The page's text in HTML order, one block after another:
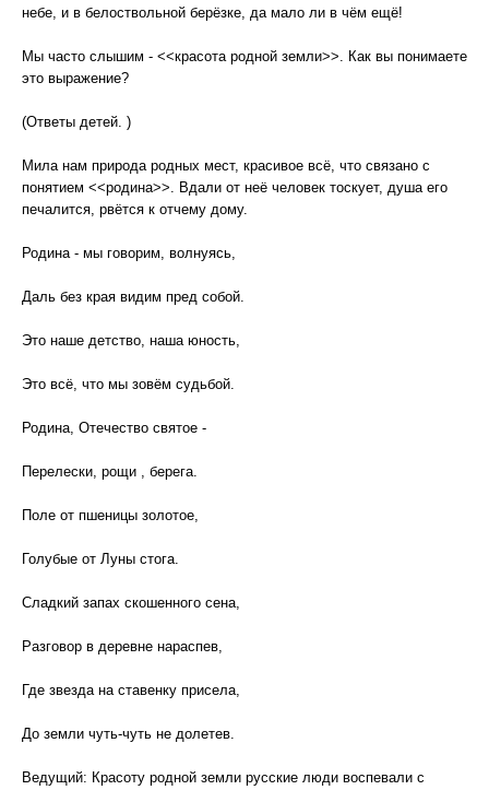
небе, и в белоствольной берёзке, да мало ли в чём ещё!
Мы часто слышим - <<красота родной земли>>. Как вы понимаете
это выражение?
(Ответы детей. )
Мила нам природа родных мест, красивое всё, что связано с
понятием <<родина>>. Вдали от неё человек тоскует, душа его
печалится, рвётся к отчему дому.
Родина - мы говорим, волнуясь,
Даль без края видим пред собой.
Это наше детство, наша юность,
Это всё, что мы зовём судьбой.
Родина, Отечество святое -
Перелески, рощи , берега.
Поле от пшеницы золотое,
Голубые от Луны стога.
Сладкий запах скошенного сена,
Разговор в деревне нараспев,
Где звезда на ставенку присела,
До земли чуть-чуть не долетев.
Ведущий: Красоту родной земли русские люди воспевали с